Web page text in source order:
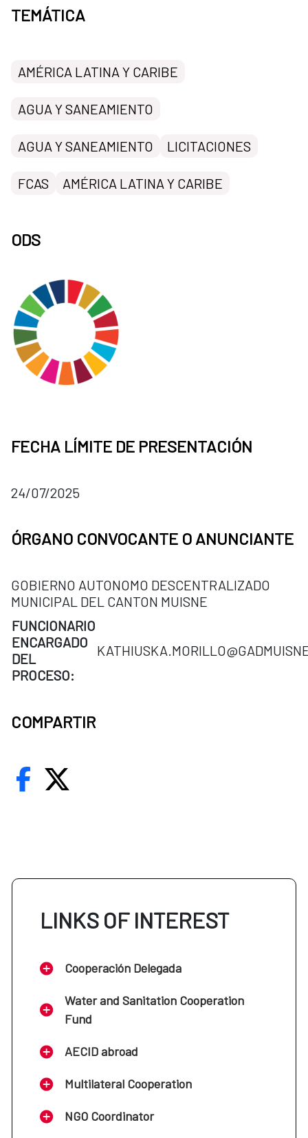
TEMÁTICA
AMÉRICA LATINA Y CARIBE
AGUA Y SANEAMIENTO
AGUA Y SANEAMIENTO LICITACIONES
FCAS AMÉRICA LATINA Y CARIBE
ODS
FECHA LÍMITE DE PRESENTACIÓN
24/07/2025
ÓRGANO CONVOCANTE O ANUNCIANTE
GOBIERNO AUTONOMO DESCENTRALIZADO
MUNICIPAL DEL CANTON MUISNE
FUNCIONARIO
ENCARGADO
DEL
PROCESO:
COMPARTIR
LINKS OF INTEREST
Cooperación Delegada
Water and Sanitation Cooperation
Fund
AECID abroad
Multilateral Cooperation
NGO Coordinator